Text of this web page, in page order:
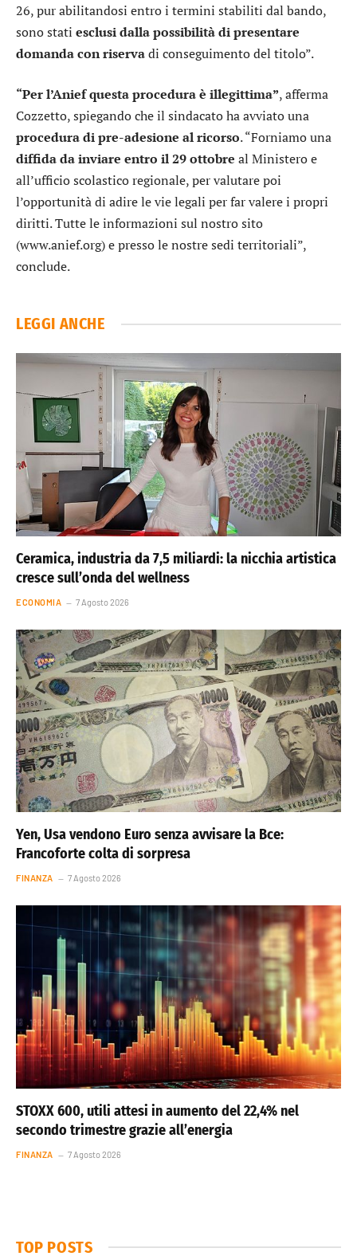
26, pur abilitandosi entro i termini stabiliti dal bando,
sono stati esclusi dalla possibilità di presentare
domanda con riservadi conseguimento del titolo”.
“Per l’Anief questa procedura è illegittima”, afferma
Cozzetto, spiegando che il sindacato ha avviato una
procedura di pre-adesione al ricorso. “Forniamo una
diffida da inviare entro il 29 ottobre al Ministero e
all’ufficio scolastico regionale, per valutare poi
l’opportunità di adire le vie legali per far valere i propri
diritti. Tutte le informazioni sul nostro sito
(www.anief.org) e presso le nostre sedi territoriali”,
conclude.
LEGGI ANCHE
Ceramica, industria da 7,5 miliardi: la nicchia artistica
cresce sull’onda del wellness
ECONOMIA 7 Agosto 2026
Yen, Usa vendono Euro senza avvisare la Bce:
Francoforte colta di sorpresa
FINANZA 7 Agosto 2026
STOXX 600, utili attesi in aumento del 22,4% nel
secondo trimestre grazie all’energia
FINANZA 7 Agosto 2026
TOP POSTS